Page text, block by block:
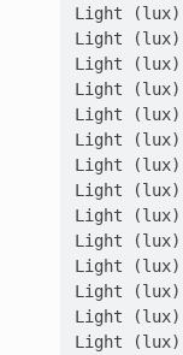
Light
Light
Light
Light
Light
Light
Light
Light
Light
Light
Light
Light
Light
Light